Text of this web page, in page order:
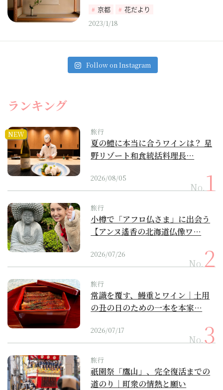
京都
花だより
2023/1/18
Follow on Instagram
ランキング
NEW 旅行
夏の鱧に本当に合うワインは？ 星
野リゾート和食統括料理長…
2026/08/05
No.
旅行
小樽で「アフロ仏さま」に出会う
【アンヌ遙香の北海道仏像ワ…
2026/07/26
No.
旅行
常識を覆す、鰻重とワイン｜土用
の丑の日のための一本を本家…
2026/07/17
No.
旅行
祇園祭「鷹山」、完全復活までの
道のり｜町衆の情熱と願い